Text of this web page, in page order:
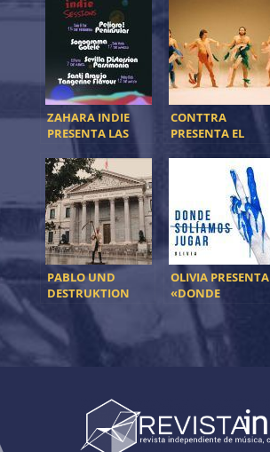
ALTERNATIVO
GIRA:DRUMS &
CIUDADES
ZAHARA INDIE
PRESENTA LAS
ZAHARA SESSIONS
CONTTRA
PRESENTA EL
DE “BOBO CLUB”
CON JULIÁN
SALDARRIAGA
PABLO UND
DESTRUKTION
PRESENTA
ULTRAMONTE
OLIVIA PRESENTA
«DONDE